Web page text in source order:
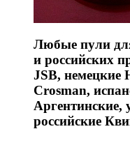
Любые пули
и российских
JSB, немецкие
Crosman,
российские